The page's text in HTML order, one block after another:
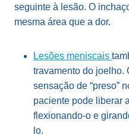
seguinte à lesão. O
mesma área que a dor.
Lesões meniscais
travamento do joelho.
sensação de “preso”
paciente pode liberar
flexionando-o e
lo.